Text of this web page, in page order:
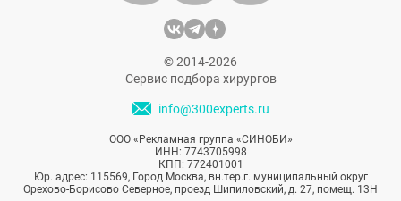
сделали их кумиры?
© 2014-2026
Сервис подбора хирургов
info@300experts.ru
ООО «Рекламная группа «СИНОБИ»
ИНН: 7743705998
КПП: 772401001
Юр. адрес: 115569, Город Москва, вн.тер.г. муниципальный округ
Орехово-Борисово Северное, проезд Шипиловский, д. 27, помещ. 13Н